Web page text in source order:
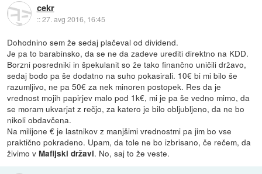
cekr
::27. avg 2016, 16:45
Dohodnino sem že sedaj plačeval od dividend.
Je pa to barabinsko, da se ne da zadeve urediti direktno na KDD.
Borzni posredniki in špekulanit so že tako finančno uničili državo,
sedaj bodo pa še dodatno na suho pokasirali. 10€ bi mi bilo še
razumljivo, ne pa 50€ za nek minoren postopek. Res da je
vrednost mojih papirjev malo pod 1k€, mi je pa še vedno mimo, da
se moram ukvarjat z rečjo, za katero je bilo obljubljeno, da ne bo
nikoli obdavčena.
Na milijone € je lastnikov z manjšimi vrednostmi pa jim bo vse
praktično pokradeno. Upam, da tole ne bo izbrisano, če rečem, da
živimo v Mafijski državi. No, saj to že veste.